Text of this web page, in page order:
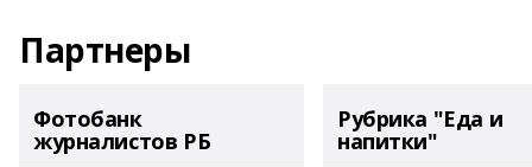
Партнеры
Фотобанк
журналистов РБ
Рубрика "Еда и
напитки"